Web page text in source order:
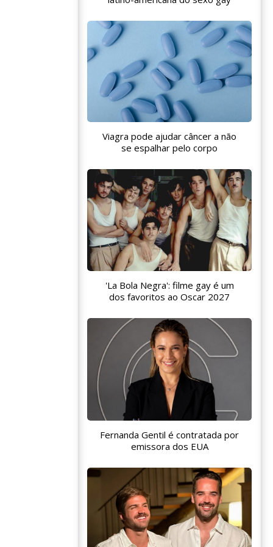
Viagra pode ajudar câncer a não
se espalhar pelo corpo
'La Bola Negra': filme gay é um
dos favoritos ao Oscar 2027
Fernanda Gentil é contratada por
emissora dos EUA